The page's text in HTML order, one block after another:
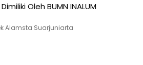
Oleh BUMN INALUM
Alamsta Suarjuniarta